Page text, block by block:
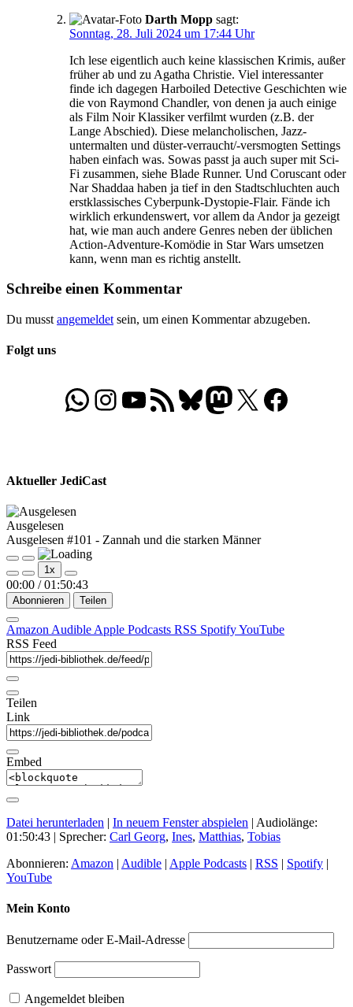
Darth Mopp sagt:
Sonntag, 28. Juli 2024 um 17:44 Uhr
Ich lese eigentlich auch keine klassischen Krimis, außer
früher ab und zu Agatha Christie. Viel interessanter
finde ich dagegen Harboiled Detective Geschichten wie
die von Raymond Chandler, von denen ja auch einige
als Film Noir Klassiker verfilmt wurden (z.B. der
Lange Abschied). Diese melancholischen, Jazz-
untermalten und düster-verraucht/-versmogten Settings
haben einfach was. Sowas passt ja auch super mit Sci-
Fi zusammen, siehe Blade Runner. Und Coruscant oder
Nar Shaddaa haben ja tief in den Stadtschluchten auch
erstklassisches Cyberpunk-Dystopie-Flair. Fände ich
wirklich erkundenswert, vor allem da Andor ja gezeigt
hat, wie man auch andere Genres neben der üblichen
Action-Adventure-Komödie in Star Wars umsetzen
kann, wenn man es richtig anstellt.
Schreibe einen Kommentar
Du musst angemeldet sein, um einen Kommentar abzugeben.
Folgt uns
WhatsApp
Folgt uns auf Instagram
Besucht unseren YouTube-Kanal
RSS-FeedBluesky
Folgt uns auf Mastodon
X Folgt uns auf
Aktueller JediCast
Ausgelesen
Ausgelesen #101 - Zannah und die starken Männer
Play
Episode
Pause
Episode
1x
00:00 / 01:50:43
Abonnieren Teilen
Amazon Audible Apple Podcasts RSS SpotifyYouTube
RSS Feed
Teilen
Link
Embed
Datei herunterladen | In neuem Fenster abspielen | Audiolänge:
01:50:43 | Sprecher: Carl Georg, Ines, Matthias, Tobias
Abonnieren: Amazon | Audible | Apple Podcasts | RSS | Spotify |
YouTube
Mein Konto
Benutzername oder E-Mail-Adresse
Passwort
Angemeldet bleiben